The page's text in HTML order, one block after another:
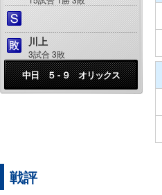
川上
3試合 3敗
中日 ５ - ９ オリックス
戦評